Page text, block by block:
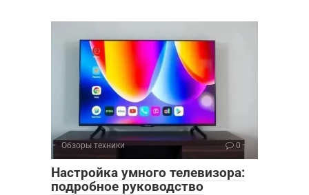
Обзоры техники 0
Настройка умного телевизора:
подробное руководство